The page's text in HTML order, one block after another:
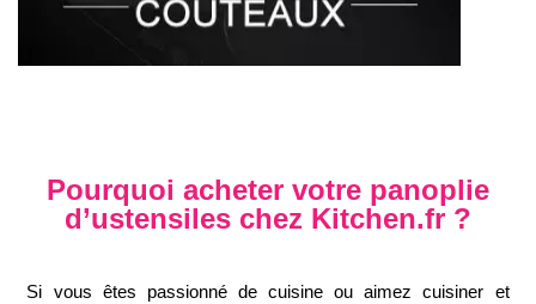
Pourquoi acheter votre panoplie
d’ustensiles chez Kitchen.fr ?
Si vous êtes passionné de cuisine ou aimez cuisiner et